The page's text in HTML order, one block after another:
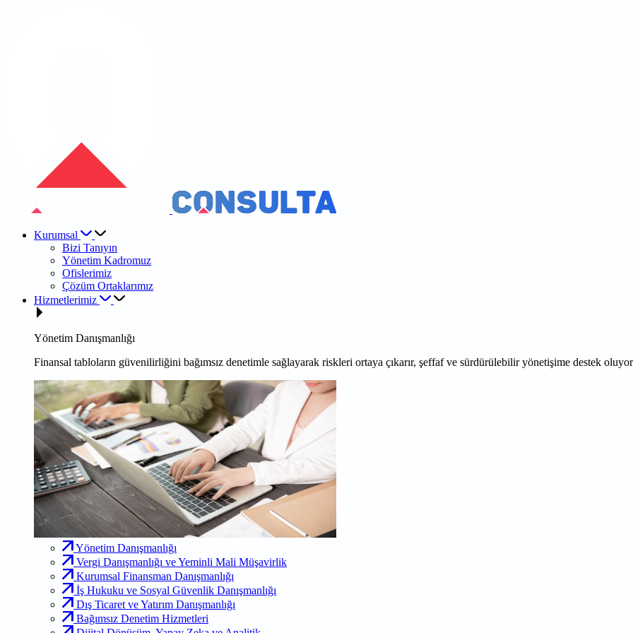
Kurumsal
Bizi Tanıyın
Yönetim Kadromuz
Ofislerimiz
Çözüm Ortaklarımız
Hizmetlerimiz
Yönetim Danışmanlığı
Finansal tabloların güvenilirliğini bağımsız denetimle sağlayarak riskleri ortaya çıkarır, şeffaf ve sürdürülebilir yönetişime destek
Yönetim Danışmanlığı
Vergi Danışmanlığı ve Yeminli Mali Müşavirlik
Kurumsal Finansman Danışmanlığı
İş Hukuku ve Sosyal Güvenlik Danışmanlığı
Dış Ticaret ve Yatırım Danışmanlığı
Bağımsız Denetim Hizmetleri